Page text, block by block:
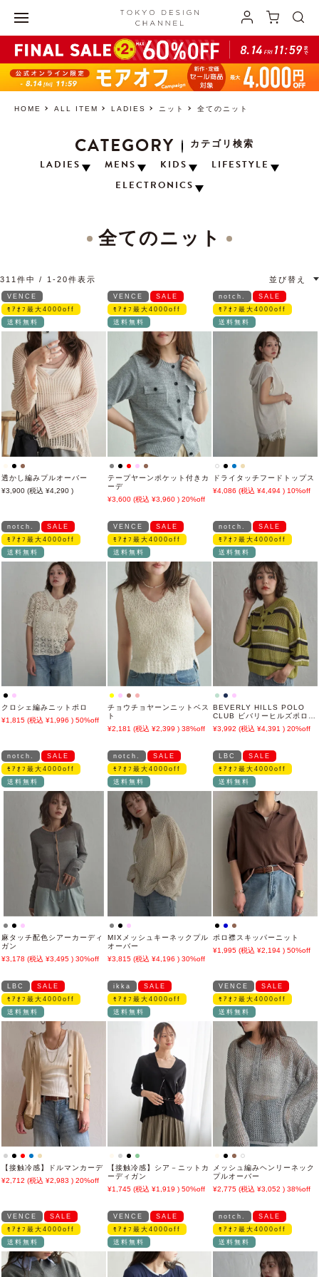
HOME ALL ITEM LADIES ニット 全てのニット
CATEGORY
カテゴリ検索
LADIES
MENS KIDS
LIFESTYLE
ELECTRONICS
全てのニット
並び替え
311 件中 1 -20件表示
VENCE
ﾓｱｵﾌ最大4000off
送料無料
透かし編みプルオーバー
3,900
4,290
VENCE
SALE
ﾓｱｵﾌ最大4000off
送料無料
テープヤーンポケット付きカ
ーデ
3,600
3,960 20%off
notch.
SALE
ﾓｱｵﾌ最大4000off
送料無料
ドライタッチフードトップス
4,086
4,494 10%off
notch.
SALE
ﾓｱｵﾌ最大4000off
送料無料
クロシェ編みニットポロ
1,815
1,996 50%off
VENCE
SALE
ﾓｱｵﾌ最大4000off
送料無料
チョウチョヤーンニットベス
ト
2,181
2,399 38%off
notch.
SALE
ﾓｱｵﾌ最大4000off
送料無料
BEVERLY HILLS POLO
CLUB ビバリーヒルズポロク
ラブ メッシュワイドポロニ
ット
3,992 4,391 20%off
notch.
SALE
ﾓｱｵﾌ最大4000off
送料無料
麻タッチ配色シアーカーディ
ガン
3,178
3,495 30%off
notch.
SALE
ﾓｱｵﾌ最大4000off
送料無料
MIXメッシュキーネックプル
オーバー
3,815
4,196 30%off
LBC
SALE
ﾓｱｵﾌ最大4000off
送料無料
ポロ襟スキッパーニット
1,995
2,194 50%off
LBC
SALE
ﾓｱｵﾌ最大4000off
送料無料
【接触冷感】ドルマンカーデ
2,712
2,983 20%off
ikka
SALE
ﾓｱｵﾌ最大4000off
送料無料
【接触冷感】シア－ニットカ
ーディガン
1,745
1,919 50%off
VENCE
SALE
ﾓｱｵﾌ最大4000off
送料無料
メッシュ編みヘンリーネック
プルオーバー
2,775
3,052 38%off
VENCE
SALE
ﾓｱｵﾌ最大4000off
送料無料
VENCE
SALE
ﾓｱｵﾌ最大4000off
送料無料
notch.
SALE
ﾓｱｵﾌ最大4000off
送料無料